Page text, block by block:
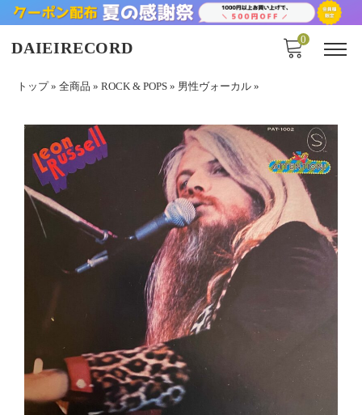
DAIEIRECORD 0
トップ» 全商品 » ROCK & POPS » 男性ヴォーカル »